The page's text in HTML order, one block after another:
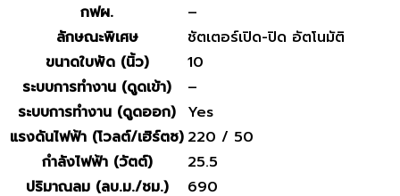
กฟผ.
–
ลักษณะพิเศษ
ชัตเตอร์เปิด-ปิด อัตโนมัติ
ขนาดใบพัด (นิ้ว)
10
ระบบการทำงาน (ดูดเข้า)
–
ระบบการทำงาน (ดูดออก) Yes
แรงดันไฟฟ้า (โวลต์/เฮิร์ตซ) 220 / 50
กำลังไฟฟ้า (วัตต์)
25.5
ปริมาณลม (ลบ.ม./ชม.)
690